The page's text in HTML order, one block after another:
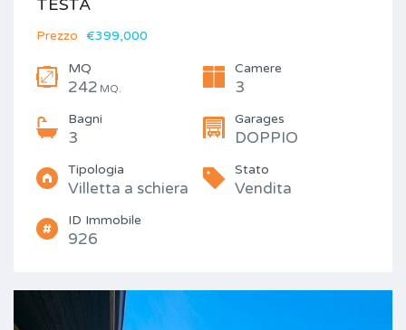
TESTA
Prezzo €399,000
MQ
242 MQ.
Camere
3
Bagni
3
Garages
DOPPIO
Tipologia
Villetta a schiera
Stato
Vendita
ID Immobile
926